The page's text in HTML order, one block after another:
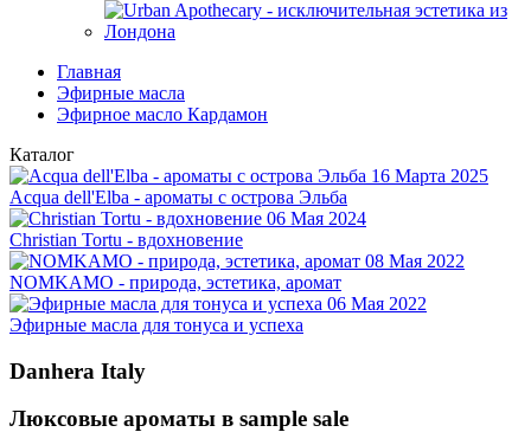
Главная
Эфирные масла
Эфирное масло Кардамон
Каталог
16 Марта 2025
Acqua dell'Elba - ароматы с острова Эльба
06 Мая 2024
Christian Tortu - вдохновение
08 Мая 2022
NOMKAMO - природа, эстетика, аромат
06 Мая 2022
Эфирные масла для тонуса и успеха
Danhera Italy
Люксовые ароматы в sample sale